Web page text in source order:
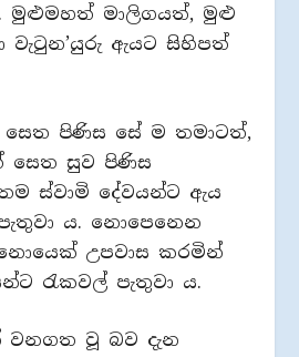
මුළුමහත් මාලිගයත්, මුළු
වැටුන’යුරු ඇයට සිහිපත්
පිණිස සේ ම තමාටත්,
සෙත සුව පිණිස
ස්වාමි දේවයන්ට ඇය
ය. නොපෙනෙන
උපවාස කරමින්
රැකවල් පැතුවා ය.
වනගත වූ බව දැන